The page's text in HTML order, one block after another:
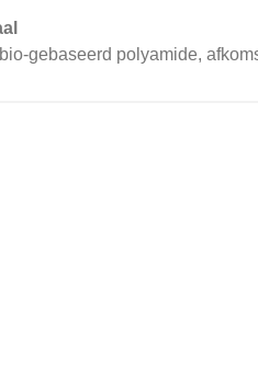
gebaseerd polyamide,